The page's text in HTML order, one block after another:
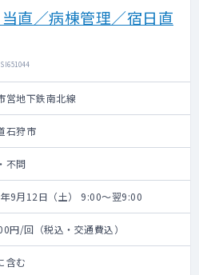
直／病棟管理／宿日直
営地下鉄南北線
石狩市
不問
9月12日（土） 9:00～翌9:00
円/回（税込・交通費込）
含む